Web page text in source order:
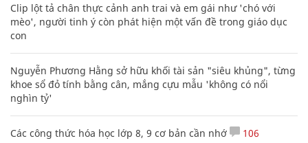
Clip lột tả chân thực cảnh anh trai và em gái như 'chó với
mèo', người tinh ý còn phát hiện một vấn đề trong giáo dục
con
Nguyễn Phương Hằng sở hữu khối tài sản "siêu khủng", từng
khoe sổ đỏ tính bằng cân, mắng cựu mẫu 'không có nổi
nghìn tỷ'
Các công thức hóa học lớp 8, 9 cơ bản cần nhớ 106